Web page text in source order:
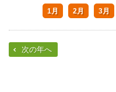
1月 2月 3月
次の年へ